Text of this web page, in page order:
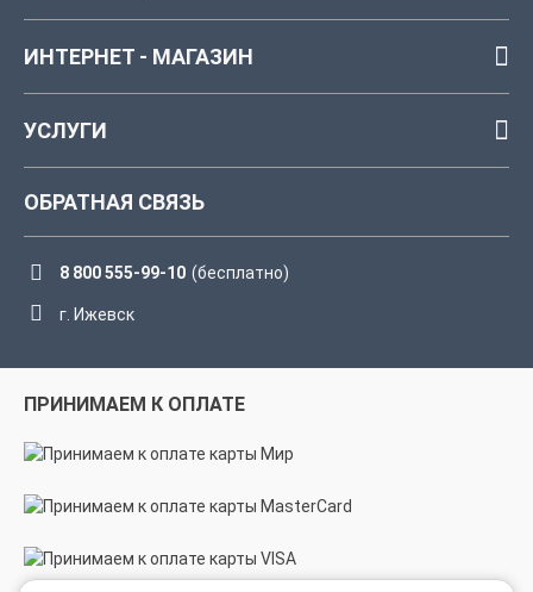
ИНТЕРНЕТ - МАГАЗИН
УСЛУГИ
ОБРАТНАЯ СВЯЗЬ
8 800 555-99-10 (бесплатно)
г. Ижевск
ПРИНИМАЕМ К ОПЛАТЕ